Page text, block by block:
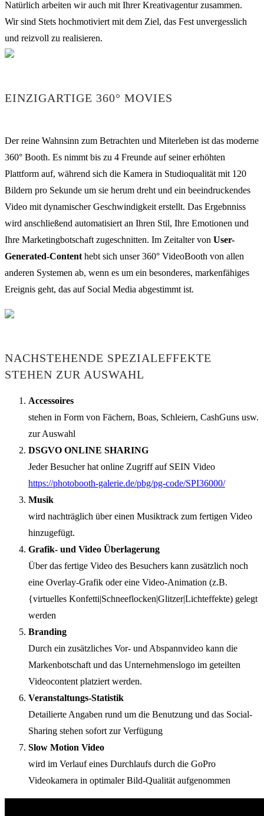
Natürlich arbeiten wir auch mit Ihrer Kreativagentur zusammen.
Wir sind Stets hochmotiviert mit dem Ziel, das Fest unvergesslich
und reizvoll zu realisieren.
EINZIGARTIGE 360° MOVIES
Der reine Wahnsinn zum Betrachten und Miterleben ist das moderne
360° Booth. Es nimmt bis zu 4 Freunde auf seiner erhöhten
Plattform auf, während sich die Kamera in Studioqualität mit 120
Bildern pro Sekunde um sie herum dreht und ein beeindruckendes
Video mit dynamischer Geschwindigkeit erstellt. Das Ergebnniss
wird anschließend automatisiert an Ihren Stil, Ihre Emotionen und
Ihre Marketingbotschaft zugeschnitten. Im Zeitalter von User-
Generated-Content hebt sich unser 360° VideoBooth von allen
anderen Systemen ab, wenn es um ein besonderes, markenfähiges
Ereignis geht, das auf Social Media abgestimmt ist.
NACHSTEHENDE SPEZIALEFFEKTE
STEHEN ZUR AUSWAHL
Accessoires
stehen in Form von Fächern, Boas, Schleiern, CashGuns usw.
zur Auswahl
DSGVO ONLINE SHARING
Jeder Besucher hat online Zugriff auf SEIN Video
https://photobooth-galerie.de/pbg/pg-code/SPI36000/
Musik
wird nachträglich über einen Musiktrack zum fertigen Video
hinzugefügt.
Grafik- und Video Überlagerung
Über das fertige Video des Besuchers kann zusätzlich noch
eine Overlay-Grafik oder eine Video-Animation (z.B.
{virtuelles Konfetti|Schneeflocken|Glitzer|Lichteffekte) gelegt
werden
Branding
Durch ein zusätzliches Vor- und Abspannvideo kann die
Markenbotschaft und das Unternehmenslogo im geteilten
Videocontent platziert werden.
Veranstaltungs-Statistik
Detailierte Angaben rund um die Benutzung und das Social-
Sharing stehen sofort zur Verfügung
Slow Motion Video
wird im Verlauf eines Durchlaufs durch die GoPro
Videokamera in optimaler Bild-Qualität aufgenommen